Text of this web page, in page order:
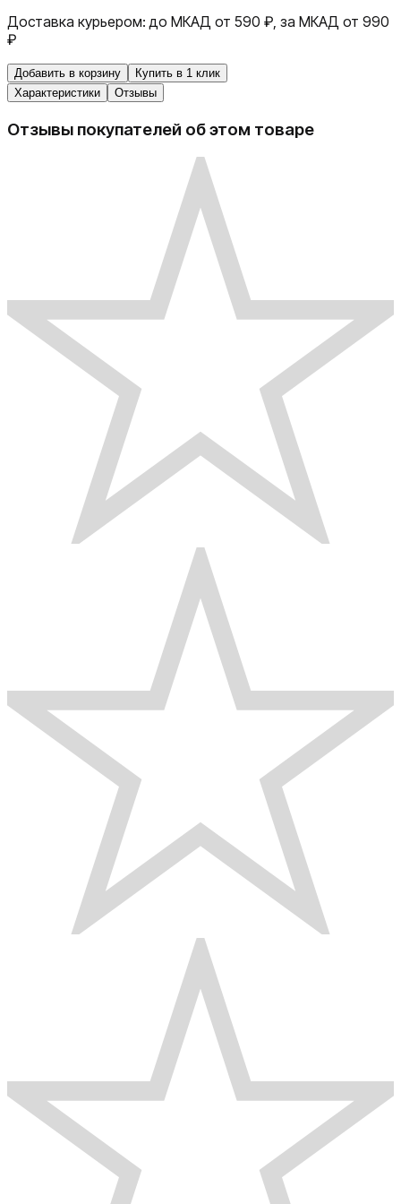
Доставка курьером: до МКАД от 590 ₽, за МКАД от 990
₽
Добавить в корзину
Купить в 1 клик
Характеристики
Отзывы
Отзывы покупателей об этом товаре